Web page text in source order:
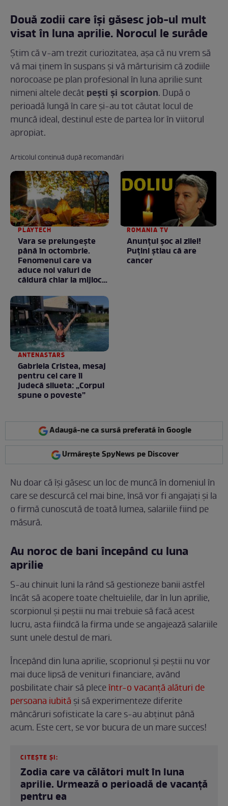
Două zodii care își găsesc job-ul mult
visat în luna aprilie. Norocul le surâde
Știm că v-am trezit curiozitatea, așa că nu vrem să
vă mai ținem în suspans și vă mărturisim că zodiile
norocoase pe plan profesional în luna aprilie sunt
nimeni altele decât pești și scorpion. După o
perioadă lungă în care și-au tot căutat locul de
muncă ideal, destinul este de partea lor în viitorul
apropiat.
Articolul continuă după recomandări
PLAYTECH
Vara se prelungeşte
până în octombrie.
Fenomenul care va
aduce noi valuri de
căldură chiar la mijlocul
ROMANIA TV
Anunţul şoc al zilei!
Puţini ştiau că are
cancer
ANTENASTARS
Gabriela Cristea, mesaj
pentru cei care îi
judecă silueta: „Corpul
spune o poveste”
Adaugă-ne ca sursă preferată în Google
Urmărește SpyNews pe Discover
Nu doar că își găsesc un loc de muncă în domeniul în
care se descurcă cel mai bine, însă vor fi angajați și la
o firmă cunoscută de toată lumea, salariile fiind pe
măsură.
Au noroc de bani începând cu luna
aprilie
S-au chinuit luni la rând să gestioneze banii astfel
încăt să acopere toate cheltuielile, dar în lun aprilie,
scorpionul și peștii nu mai trebuie să facă acest
lucru, asta fiindcă la firma unde se angajează salariile
sunt unele destul de mari.
Începând din luna aprilie, scoprionul și peștii nu vor
mai duce lipsă de venituri financiare, având
posbilitate chair să pleceîntr-o vacanță alături de
persoana iubită și să experimenteze diferite
mâncăruri sofisticate la care s-au abținut până
acum. Este cert, se vor bucura de un mare succes!
CITEȘTE ȘI:
Zodia care va călători mult în luna
aprilie. Urmează o perioadă de vacanță
pentru ea